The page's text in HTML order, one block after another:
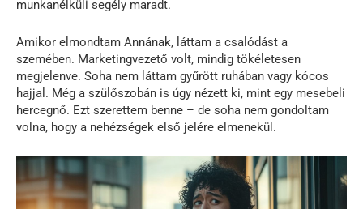
munkanélküli segély maradt.
Amikor elmondtam Annának, láttam a csalódást a
szemében. Marketingvezető volt, mindig tökéletesen
megjelenve. Soha nem láttam gyűrött ruhában vagy kócos
hajjal. Még a szülőszobán is úgy nézett ki, mint egy mesebeli
hercegnő. Ezt szerettem benne – de soha nem gondoltam
volna, hogy a nehézségek első jelére elmenekül.